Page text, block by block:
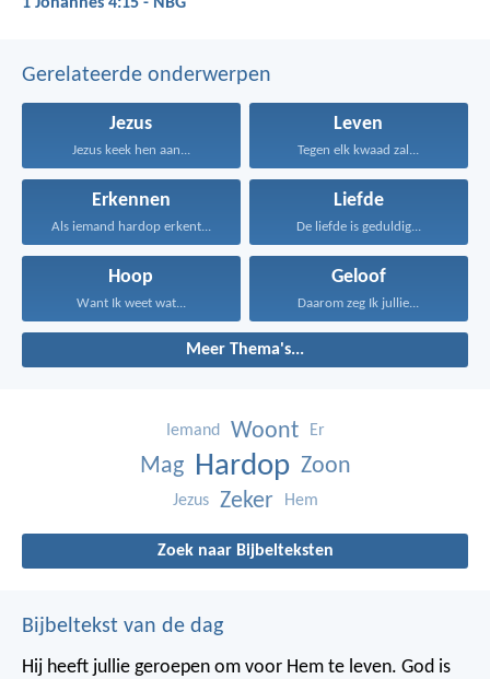
1 Johannes 4:15 - NBG
Gerelateerde onderwerpen
Jezus
Jezus keek hen aan...
Leven
Tegen elk kwaad zal...
Erkennen
Als iemand hardop erkent...
Liefde
De liefde is geduldig...
Hoop
Want Ik weet wat...
Geloof
Daarom zeg Ik jullie...
Meer Thema's...
Iemand Woont Er
Mag Hardop Zoon
Jezus Zeker Hem
Zoek naar Bijbelteksten
Bijbeltekst van de dag
Hij heeft jullie geroepen om voor Hem te leven. God is